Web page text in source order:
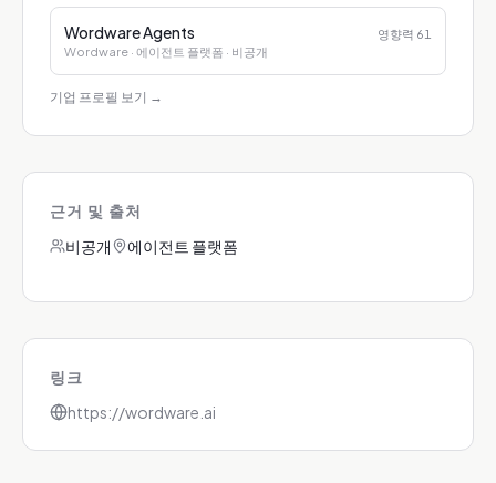
Wordware Agents 영향력 61
Wordware · 에이전트 플랫폼 · 비공개
기업 프로필 보기 →
근거 및 출처
비공개
에이전트 플랫폼
링크
https://wordware.ai